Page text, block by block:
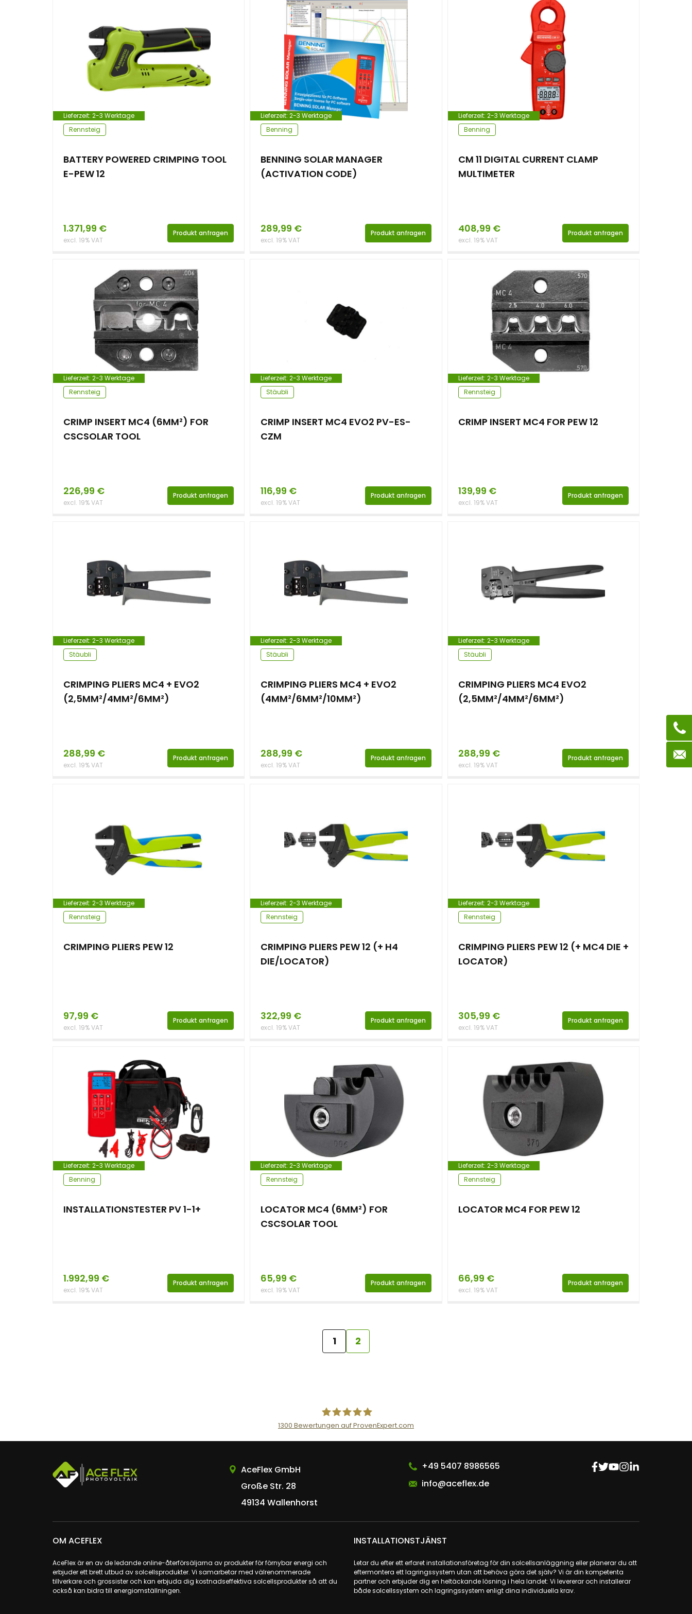
Lieferzeit: 2-3 Werktage
Rennsteig
BATTERY POWERED CRIMPING TOOL
E-PEW 12
1.371,99 €
excl. 19% VAT
Produkt anfragen
Lieferzeit:2-3 Werktage
Benning
BENNING SOLAR MANAGER
(ACTIVATION CODE)
289,99 €
excl. 19% VAT
Produkt anfragen
Lieferzeit: 2-3 Werktage
Benning
CM 11 DIGITAL CURRENT CLAMP
MULTIMETER
408,99 €
excl. 19% VAT
Produkt anfragen
Lieferzeit: 2-3 Werktage
Rennsteig
CRIMP INSERT MC4 (6MM²) FOR
CSCSOLAR TOOL
226,99 €
excl. 19% VAT
Produkt anfragen
Lieferzeit:2-3 Werktage
Stäubli
CRIMP INSERT MC4 EVO2 PV-ES-
CZM
116,99 €
excl. 19% VAT
Produkt anfragen
Lieferzeit: 2-3 Werktage
Rennsteig
CRIMP INSERT MC4 FOR PEW 12
139,99 €
excl. 19% VAT
Produkt anfragen
Lieferzeit: 2-3 Werktage
Stäubli
CRIMPING PLIERS MC4 + EVO2
(2,5MM²/4MM²/6MM²)
288,99 €
excl. 19% VAT
Produkt anfragen
Lieferzeit:2-3 Werktage
Stäubli
CRIMPING PLIERS MC4 + EVO2
(4MM²/6MM²/10MM²)
288,99 €
excl. 19% VAT
Produkt anfragen
Lieferzeit: 2-3 Werktage
Stäubli
CRIMPING PLIERS MC4 EVO2
(2,5MM²/4MM²/6MM²)
288,99 €
excl. 19% VAT
Produkt anfragen
Lieferzeit: 2-3 Werktage
Rennsteig
CRIMPING PLIERS PEW 12
97,99 €
excl. 19% VAT
Produkt anfragen
Lieferzeit:2-3 Werktage
Rennsteig
CRIMPING PLIERS PEW 12 (+ H4
DIE/LOCATOR)
322,99 €
excl. 19% VAT
Produkt anfragen
Lieferzeit: 2-3 Werktage
Rennsteig
CRIMPING PLIERS PEW 12 (+ MC4 DIE +
LOCATOR)
305,99 €
excl. 19% VAT
Produkt anfragen
Lieferzeit: 2-3 Werktage
Benning
INSTALLATIONSTESTER PV 1-1+
1.992,99 €
excl. 19% VAT
Produkt anfragen
Lieferzeit:2-3 Werktage
Rennsteig
LOCATOR MC4 (6MM²) FOR
CSCSOLAR TOOL
65,99 €
excl. 19% VAT
Produkt anfragen
Lieferzeit: 2-3 Werktage
Rennsteig
LOCATOR MC4 FOR PEW 12
66,99 €
excl. 19% VAT
Produkt anfragen
1 2
AceFlex GmbH
1300 Bewertungen auf ProvenExpert.com
AceFlex GmbH
Große Str. 28
49134 Wallenhorst
+49 5407 8986565
info@aceflex.de
OM ACEFLEX
AceFlex är en av de ledande online-återförsäljarna av produkter för förnybar energi och
erbjuder ett brett utbud av solcellsprodukter. Vi samarbetar med välrenommerade
tillverkare och grossister och kan erbjuda dig kostnadseffektiva solcellsprodukter så att du
också kan bidra till energiomställningen.
INSTALLATIONSTJÄNST
Letar du efter ett erfaret installationsföretag för din solcellsanläggning eller planerar du att
eftermontera ett lagringssystem utan att behöva göra det själv? Vi är din kompetenta
partner och erbjuder dig en heltäckande lösning i hela landet: Vi levererar och installerar
både solcellssystem och lagringssystem enligt dina individuella krav.